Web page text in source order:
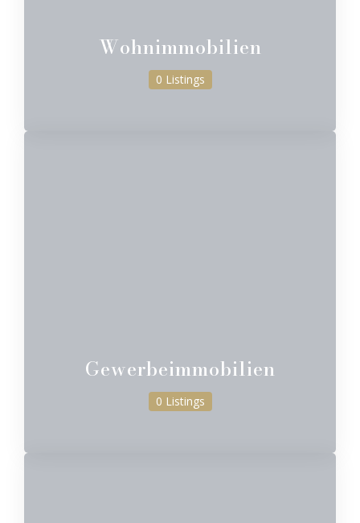
Wohnimmobilien
0 Listings
Gewerbeimmobilien
0 Listings